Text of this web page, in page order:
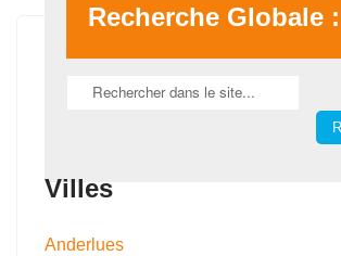
Recherche Globale :
Villes
Anderlues